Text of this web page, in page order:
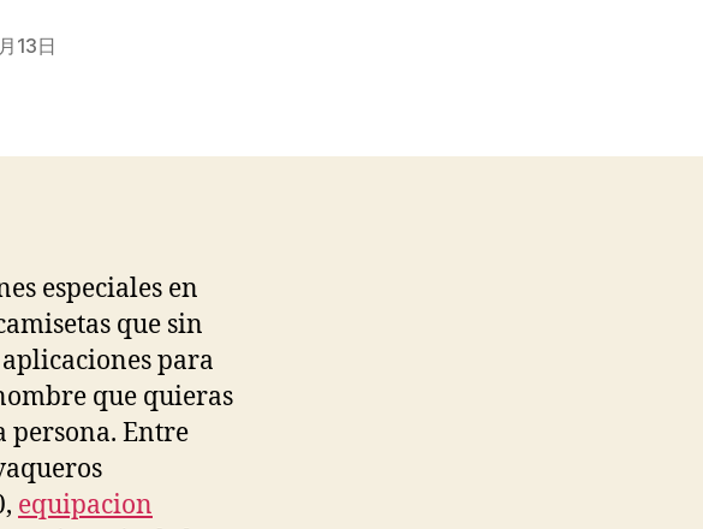
13日
especiales en
que sin
para
que quieras
persona. Entre
equipacion